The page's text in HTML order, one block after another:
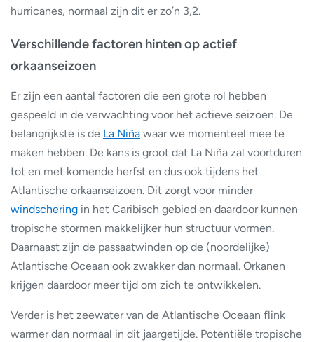
hurricanes, normaal zijn dit er zo’n 3,2.
Verschillende factoren hinten op actief
orkaanseizoen
Er zijn een aantal factoren die een grote rol hebben
gespeeld in de verwachting voor het actieve seizoen. De
belangrijkste is de La Niña waar we momenteel mee te
maken hebben. De kans is groot dat La Niña zal voortduren
tot en met komende herfst en dus ook tijdens het
Atlantische orkaanseizoen. Dit zorgt voor minder
windschering in het Caribisch gebied en daardoor kunnen
tropische stormen makkelijker hun structuur vormen.
Daarnaast zijn de passaatwinden op de (noordelijke)
Atlantische Oceaan ook zwakker dan normaal. Orkanen
krijgen daardoor meer tijd om zich te ontwikkelen.
Verder is het zeewater van de Atlantische Oceaan flink
warmer dan normaal in dit jaargetijde. Potentiële tropische